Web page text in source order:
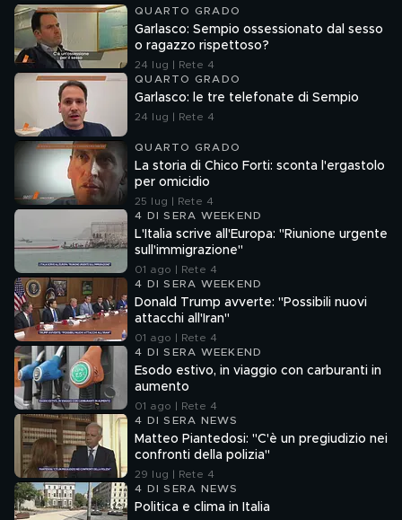
QUARTO GRADO
Garlasco: Sempio ossessionato dal sesso
o ragazzo rispettoso?
24 lug | Rete 4
QUARTO GRADO
Garlasco: le tre telefonate di Sempio
24 lug | Rete 4
QUARTO GRADO
La storia di Chico Forti: sconta l'ergastolo
per omicidio
25 lug | Rete 4
4 DI SERA WEEKEND
L'Italia scrive all'Europa: "Riunione urgente
sull'immigrazione"
01 ago | Rete 4
4 DI SERA WEEKEND
Donald Trump avverte: "Possibili nuovi
attacchi all'Iran"
01 ago | Rete 4
4 DI SERA WEEKEND
Esodo estivo, in viaggio con carburanti in
aumento
01 ago | Rete 4
4 DI SERA NEWS
Matteo Piantedosi: "C'è un pregiudizio nei
confronti della polizia"
29 lug | Rete 4
4 DI SERA NEWS
Politica e clima in Italia